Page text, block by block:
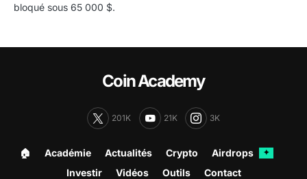
bloqué sous 65 000 $.
Coin Academy
201K 21K 3K
🏠︎ Académie Actualités Crypto Airdrops ✦
Investir Vidéos Outils Contact